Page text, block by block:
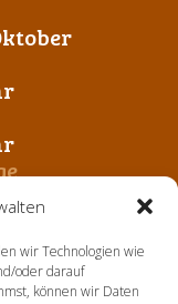
wir Technologien wie
oder darauf
können wir Daten
März